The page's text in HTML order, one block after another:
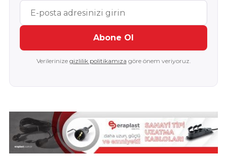
Abone Ol
Verilerinize gizlilik politikamıza göre önem veriyoruz.